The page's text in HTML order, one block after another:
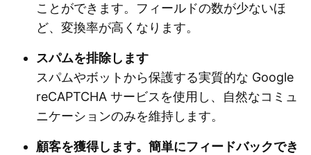
ことができます。フィールドの数が少ないほ
ど、変換率が高くなります。
スパムを排除します
スパムやボットから保護する実質的な Google
reCAPTCHA サービスを使用し、自然なコミュ
ニケーションのみを維持します。
顧客を獲得します。簡単にフィードバックでき